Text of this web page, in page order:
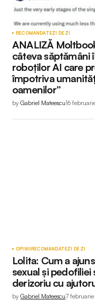
RECOMANDATEZI DE ZI
ANALIZĂ
câteva săptămâni
roboților AI care
împotriva
oamenilor”
by Gabriel Mateescu16
OPINIIRECOMANDATEZI DE ZI
Lolita: Cum a
sexual și pedofiliei
derizoriu cu
by Gabriel Mateescu7